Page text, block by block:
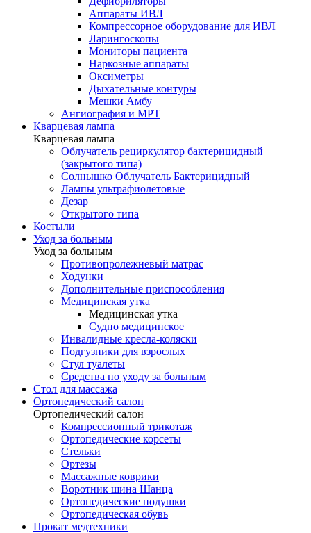
Аппараты ИВЛ
Компрессорное оборудование для ИВЛ
Ларингоскопы
Мониторы пациента
Наркозные аппараты
Оксиметры
Дыхательные контуры
Мешки Амбу
Ангиография и МРТ
Кварцевая лампа
Кварцевая лампа
Облучатель рециркулятор бактерицидный
(закрытого типа)
Солнышко Облучатель Бактерицидный
Лампы ультрафиолетовые
Дезар
Открытого типа
Костыли
Уход за больным
Уход за больным
Противопролежневый матрас
Ходунки
Дополнительные приспособления
Медицинская утка
Медицинская утка
Судно медицинское
Инвалидные кресла-коляски
Подгузники для взрослых
Стул туалеты
Средства по уходу за больным
Cтол для массажа
Ортопедический салон
Ортопедический салон
Компрессионный трикотаж
Ортопедические корсеты
Стельки
Ортезы
Массажные коврики
Воротник шина Шанца
Ортопедические подушки
Ортопедическая обувь
Прокат медтехники